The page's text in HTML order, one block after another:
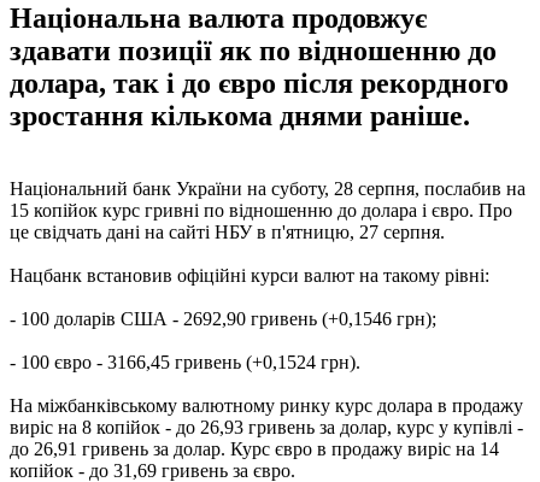
Національна валюта продовжує
здавати позиції як по відношенню до
долара, так і до євро після рекордного
зростання кількома днями раніше.
Національний банк України на суботу, 28 серпня, послабив на
15 копійок курс гривні по відношенню до долара і євро. Про
це свідчать дані на сайті НБУ в п'ятницю, 27 серпня.
Нацбанк встановив офіційні курси валют на такому рівні:
- 100 доларів США - 2692,90 гривень (+0,1546 грн);
- 100 євро - 3166,45 гривень (+0,1524 грн).
На міжбанківському валютному ринку курс долара в продажу
виріс на 8 копійок - до 26,93 гривень за долар, курс у купівлі -
до 26,91 гривень за долар. Курс євро в продажу виріс на 14
копійок - до 31,69 гривень за євро.